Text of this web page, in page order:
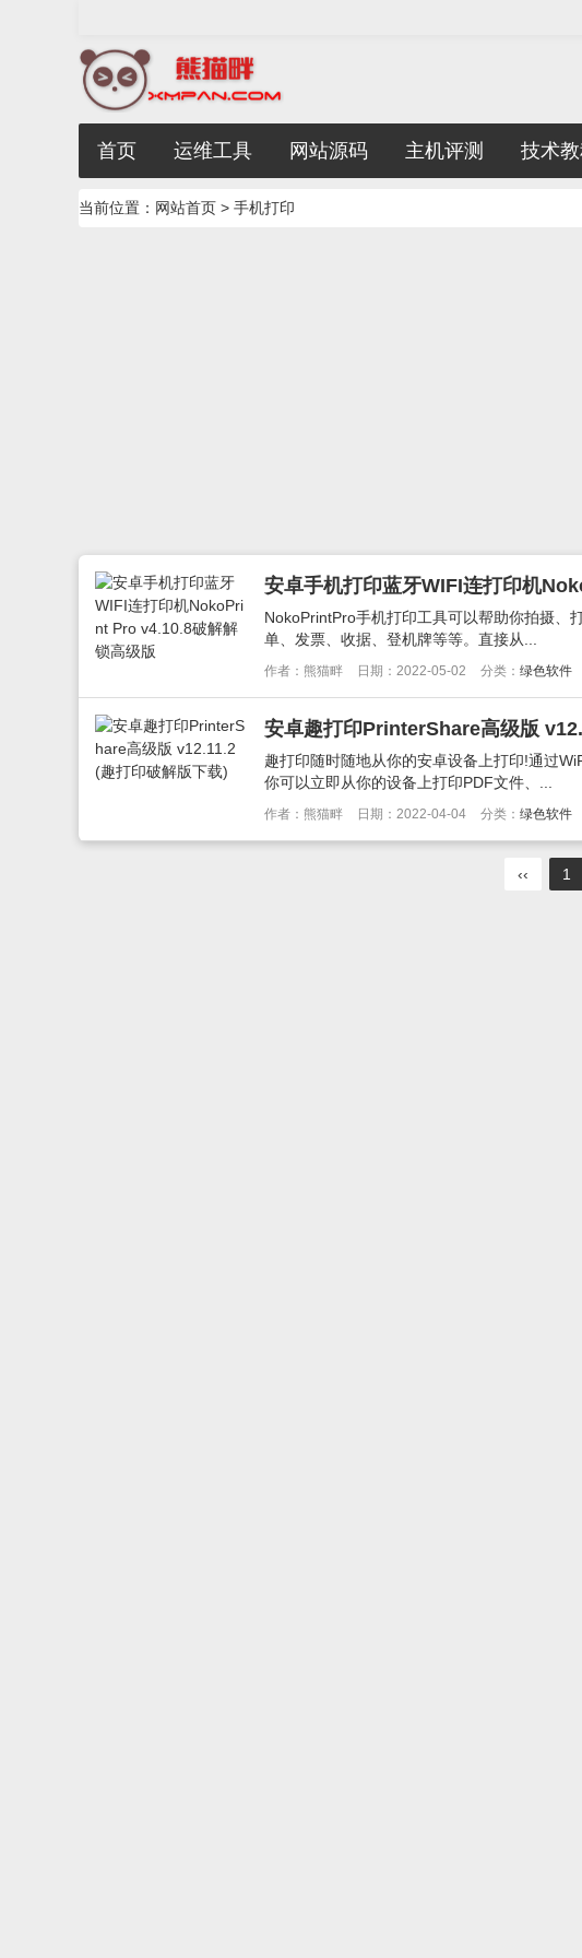
首页 运维工具 网站源码 主机评测 技术
当前位置： 网站首页 > 手机打印
安卓手机打印蓝牙WIFI连打印机
NokoPrintPro手机打印工具可以帮助你拍摄、
单、发票、收据、登机牌等等。直接从...
作者：熊猫畔 日期：2022-05-02 分类： 绿色软件
安卓趣打印PrinterShare高级版
趣打印随时随地从你的安卓设备上打印!通过
你可以立即从你的设备上打印PDF文件、...
作者：熊猫畔 日期：2022-04-04 分类： 绿色软件
‹‹ 1